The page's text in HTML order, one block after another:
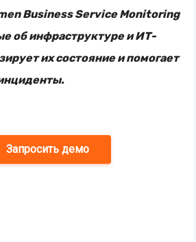
Business Service Monitoring
об инфраструктуре и ИТ-
их состояние и помогает
Запросить демо